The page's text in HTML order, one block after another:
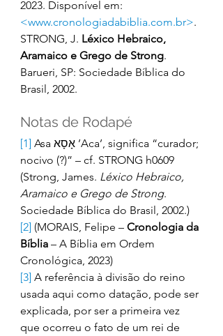
2023. Disponível em:
<www.cronologiadabiblia.com.br>.
STRONG, J. Léxico Hebraico,
Aramaico e Grego de Strong.
Barueri, SP: Sociedade Bíblica do
Brasil, 2002.
Notas de Rodapé
[1] Asa אָסָא ’Aca’, significa “curador;
nocivo (?)” – cf. STRONG h0609
(Strong, James. Léxico Hebraico,
Aramaico e Grego de Strong.
Sociedade Bíblica do Brasil, 2002.)
[2] (MORAIS, Felipe – Cronologia da
Bíblia – A Bíblia em Ordem
Cronológica, 2023)
[3] A referência à divisão do reino
usada aqui como datação, pode ser
explicada, por ser a primeira vez
que ocorreu o fato de um rei de